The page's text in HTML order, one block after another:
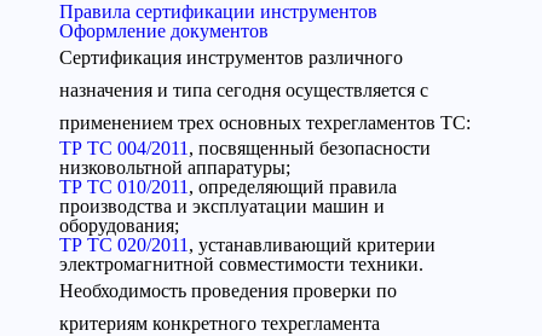
Правила сертификации инструментов
Оформление документов
Сертификация инструментов различного
назначения и типа сегодня осуществляется с
применением трех основных техрегламентов ТС:
ТР ТС 004/2011 , посвященный безопасности
низковольтной аппаратуры;
ТР ТС 010/2011 , определяющий правила
производства и эксплуатации машин и
оборудования;
ТР ТС 020/2011 , устанавливающий критерии
электромагнитной совместимости техники.
Необходимость проведения проверки по
критериям конкретного техрегламента